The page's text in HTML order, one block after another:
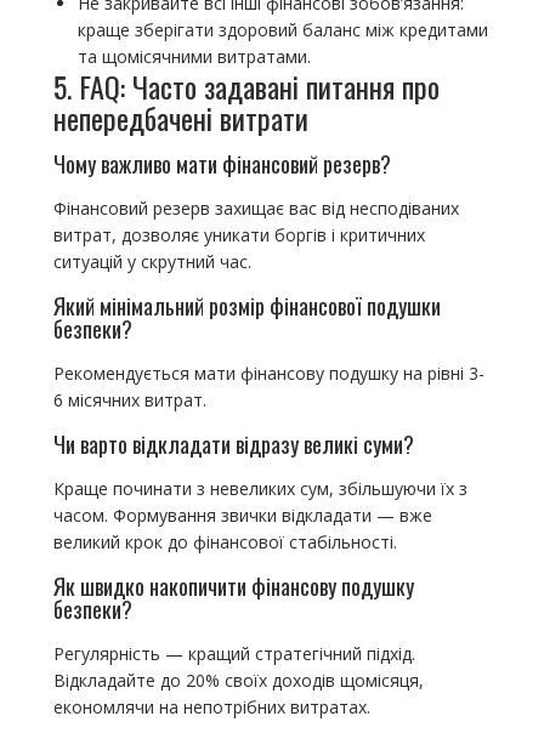
краще зберігати здоровий баланс між кредитами
та щомісячними витратами.
5. FAQ: Часто задавані питання про
непередбачені витрати
Чому важливо мати фінансовий резерв?
Фінансовий резерв захищає вас від несподіваних
витрат, дозволяє уникати боргів і критичних
ситуацій у скрутний час.
Який мінімальний розмір фінансової подушки
безпеки?
Рекомендується мати фінансову подушку на рівні 3-
6 місячних витрат.
Чи варто відкладати відразу великі суми?
Краще починати з невеликих сум, збільшуючи їх з
часом. Формування звички відкладати — вже
великий крок до фінансової стабільності.
Як швидко накопичити фінансову подушку
безпеки?
Регулярність — кращий стратегічний підхід.
Відкладайте до 20% своїх доходів щомісяця,
економлячи на непотрібних витратах.